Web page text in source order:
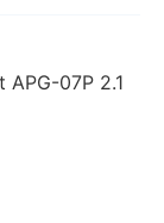
07P 2.1